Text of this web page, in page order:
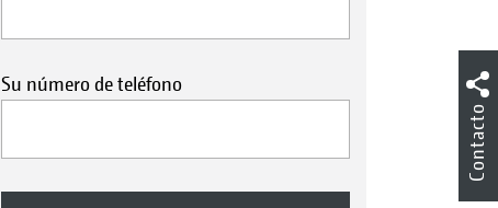
Su número de teléfono
Contacto